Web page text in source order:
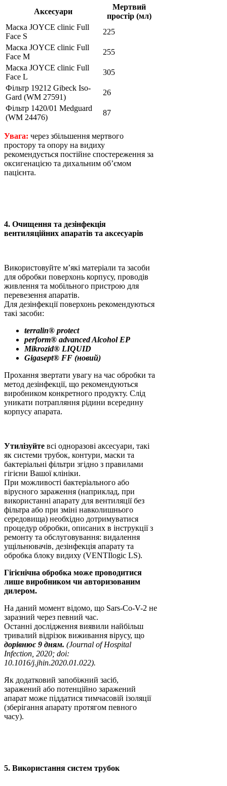
Аксесуари
Мертвий
простір (мл)
Маска JOYCE clinic Full
Face S
225
Маска JOYCE clinic Full
Face M
255
Маска JOYCE clinic Full
Face L
305
Фільтр 19212 Gibeck Iso-
Gard (WM 27591)
26
Фільтр 1420/01 Medguard
(WM 24476)
87
Увага: через збільшення мертвого
простору та опору на видиху
рекомендується постійне спостереження за
оксигенацією та дихальним об’ємом
пацієнта.
4. Очищення та дезінфекція
вентиляційних апаратів та аксесуарів
Використовуйте м’які матеріали та засоби
для обробки поверхонь корпусу, проводів
живлення та мобільного пристрою для
перевезення апаратів.
Для дезінфекції поверхонь рекомендуються
такі засоби:
terralin® protect
perform® advanced Alcohol EP
Mikrozid® LIQUID
Gigasept® FF (новий)
Прохання звертати увагу на час обробки та
метод дезінфекції, що рекомендуються
виробником конкретного продукту. Слід
уникати потрапляння рідини всередину
корпусу апарата.
Утилізуйте всі одноразові аксесуари, такі
як системи трубок, контури, маски та
бактеріальні фільтри згідно з правилами
гігієни Вашої клініки.
При можливості бактеріального або
вірусного зараження (наприклад, при
використанні апарату для вентиляції без
фільтра або при зміні навколишнього
середовища) необхідно дотримуватися
процедур обробки, описаних в інструкції з
ремонту та обслуговування: видалення
ущільнювачів, дезінфекція апарату та
обробка блоку видиху (VENTIlogic LS).
Гігієнічна обробка може проводитися
лише виробником чи авторизованим
дилером.
На даний момент відомо, що Sars-Co-V-2 не
заразний через певний час.
Останні дослідження виявили найбільш
тривалий відрізок виживання вірусу, що
дорівнює 9 дням. (Journal of Hospital
Infection, 2020; doi:
10.1016/j.jhin.2020.01.022).
Як додатковий запобіжний засіб,
заражений або потенційно заражений
апарат може піддатися тимчасовій ізоляції
(зберігання апарату протягом певного
часу).
5. Використання систем трубок